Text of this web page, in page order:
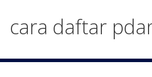
cara daftar